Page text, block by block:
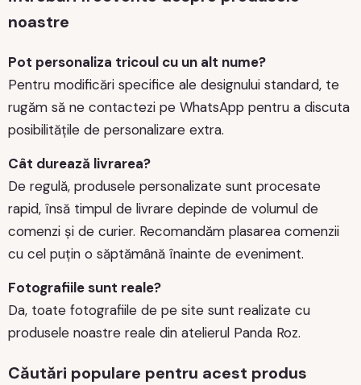
noastre
Pot personaliza tricoul cu un alt nume?
Pentru modificări specifice ale designului standard, te
rugăm să ne contactezi pe WhatsApp pentru a discuta
posibilitățile de personalizare extra.
Cât durează livrarea?
De regulă, produsele personalizate sunt procesate
rapid, însă timpul de livrare depinde de volumul de
comenzi și de curier. Recomandăm plasarea comenzii
cu cel puțin o săptămână înainte de eveniment.
Fotografiile sunt reale?
Da, toate fotografiile de pe site sunt realizate cu
produsele noastre reale din atelierul Panda Roz.
Căutări populare pentru acest produs